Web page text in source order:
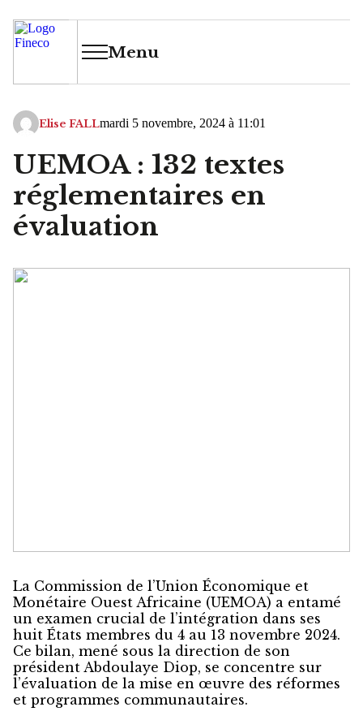
Menu
Elise FALLmardi 5 novembre, 2024 à 11:01
UEMOA : 132 textes
réglementaires en
évaluation
La Commission de l’Union Économique et
Monétaire Ouest Africaine (UEMOA) a entamé
un examen crucial de l’intégration dans ses
huit États membres du 4 au 13 novembre 2024.
Ce bilan, mené sous la direction de son
président Abdoulaye Diop, se concentre sur
l’évaluation de la mise en œuvre des réformes
et programmes communautaires.